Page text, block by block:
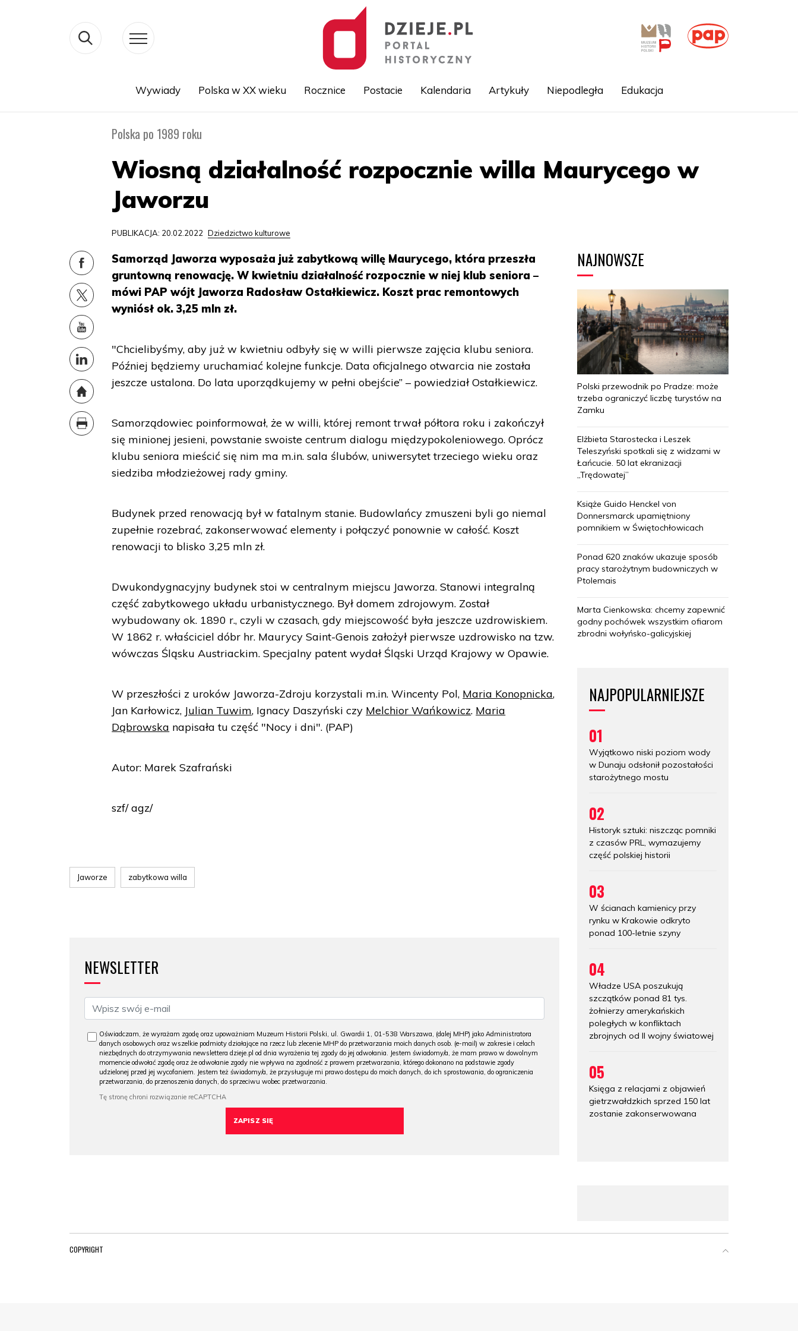
Wywiady Polska w XX wieku Rocznice Postacie Kalendaria Artykuły Niepodległa Edukacja
Polska po 1989 roku
Wiosną działalność rozpocznie willa Maurycego w
Jaworzu
PUBLIKACJA: 20.02.2022 Dziedzictwo kulturowe
Samorząd Jaworza wyposaża już zabytkową willę Maurycego, która przeszła
gruntowną renowację. W kwietniu działalność rozpocznie w niej klub seniora –
mówi PAP wójt Jaworza Radosław Ostałkiewicz. Koszt prac remontowych
wyniósł ok. 3,25 mln zł.
"Chcielibyśmy, aby już w kwietniu odbyły się w willi pierwsze zajęcia klubu seniora.
Później będziemy uruchamiać kolejne funkcje. Data oficjalnego otwarcia nie została
jeszcze ustalona. Do lata uporządkujemy w pełni obejście” – powiedział Ostałkiewicz.
Samorządowiec poinformował, że w willi, której remont trwał półtora roku i zakończył
się minionej jesieni, powstanie swoiste centrum dialogu międzypokoleniowego. Oprócz
klubu seniora mieścić się nim ma m.in. sala ślubów, uniwersytet trzeciego wieku oraz
siedziba młodzieżowej rady gminy.
Budynek przed renowacją był w fatalnym stanie. Budowlańcy zmuszeni byli go niemal
zupełnie rozebrać, zakonserwować elementy i połączyć ponownie w całość. Koszt
renowacji to blisko 3,25 mln zł.
Dwukondygnacyjny budynek stoi w centralnym miejscu Jaworza. Stanowi integralną
część zabytkowego układu urbanistycznego. Był domem zdrojowym. Został
wybudowany ok. 1890 r., czyli w czasach, gdy miejscowość była jeszcze uzdrowiskiem.
W 1862 r. właściciel dóbr hr. Maurycy Saint-Genois założył pierwsze uzdrowisko na tzw.
wówczas Śląsku Austriackim. Specjalny patent wydał Śląski Urząd Krajowy w Opawie.
W przeszłości z uroków Jaworza-Zdroju korzystali m.in. Wincenty Pol, Maria Konopnicka,
Jan Karłowicz, Julian Tuwim, Ignacy Daszyński czy Melchior Wańkowicz. Maria
Dąbrowska napisała tu część "Nocy i dni". (PAP)
Autor: Marek Szafrański
szf/ agz/
Jaworze zabytkowa willa
NEWSLETTER
Oświadczam, że wyrażam zgodę oraz upoważniam Muzeum Historii Polski, ul. Gwardii 1, 01-538 Warszawa, (dalej MHP) jako Administratora
danych osobowych oraz wszelkie podmioty działające na rzecz lub zlecenie MHP do przetwarzania moich danych osob. (e-mail) w zakresie i celach
niezbędnych do otrzymywania newslettera dzieje.pl od dnia wyrażenia tej zgody do jej odwołania. Jestem świadomy/a, że mam prawo w dowolnym
momencie odwołać zgodę oraz że odwołanie zgody nie wpływa na zgodność z prawem przetwarzania, którego dokonano na podstawie zgody
udzielonej przed jej wycofaniem. Jestem też świadomy/a, że przysługuje mi prawo dostępu do moich danych, do ich sprostowania, do ograniczenia
przetwarzania, do przenoszenia danych, do sprzeciwu wobec przetwarzania.
NAJNOWSZE
Polski przewodnik po Pradze: może
trzeba ograniczyć liczbę turystów na
Zamku
Elżbieta Starostecka i Leszek
Teleszyński spotkali się z widzami w
Łańcucie. 50 lat ekranizacji
„Trędowatej”
Książe Guido Henckel von
Donnersmarck upamiętniony
pomnikiem w Świętochłowicach
Ponad 620 znaków ukazuje sposób
pracy starożytnym budowniczych w
Ptolemais
Marta Cienkowska: chcemy zapewnić
godny pochówek wszystkim ofiarom
zbrodni wołyńsko-galicyjskiej
NAJPOPULARNIEJSZE
01
Wyjątkowo niski poziom wody
w Dunaju odsłonił pozostałości
starożytnego mostu
02
Historyk sztuki: niszcząc pomniki
z czasów PRL, wymazujemy
część polskiej historii
03
W ścianach kamienicy przy
rynku w Krakowie odkryto
ponad 100-letnie szyny
04
Władze USA poszukują
szczątków ponad 81 tys.
żołnierzy amerykańskich
poległych w konfliktach
zbrojnych od II wojny światowej
05
Księga z relacjami z objawień
gietrzwałdzkich sprzed 150 lat
zostanie zakonserwowana
COPYRIGHT